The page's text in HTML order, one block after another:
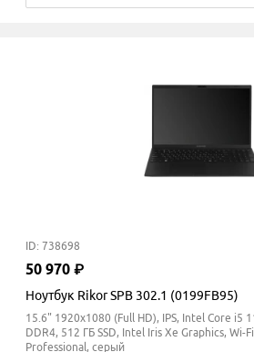
ID: 738698
50 970 ₽
Ноутбук Rikor SPB 302.1 (0199FB95)
15.6" 1920x1080 (Full HD), IPS, Intel Core i5
DDR4, 512 ГБ SSD, Intel Iris Xe Graphics, Wi-
Professional, серый